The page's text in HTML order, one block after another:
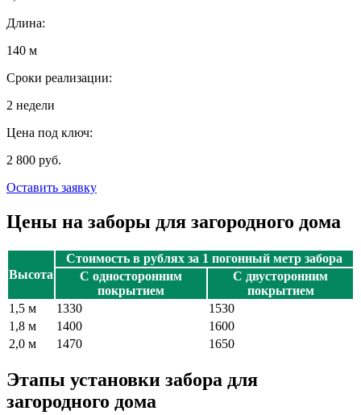
Длина:
140 м
Сроки реализации:
2 недели
Цена под ключ:
2 800 руб.
Оставить заявку
Цены на заборы для загородного дома
Высота
Стоимость в рублях за 1 погонный метр забора
С односторонним
покрытием
С двусторонним
покрытием
1,5 м
1330
1530
1,8 м
1400
1600
2,0 м
1470 1650
Этапы установки забора для
загородного дома